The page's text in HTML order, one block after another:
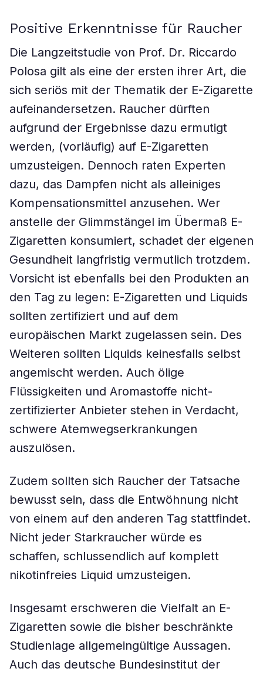
Positive Erkenntnisse für Raucher
Die Langzeitstudie von Prof. Dr. Riccardo
Polosa gilt als eine der ersten ihrer Art, die
sich seriös mit der Thematik der E-Zigarette
aufeinandersetzen. Raucher dürften
aufgrund der Ergebnisse dazu ermutigt
werden, (vorläufig) auf E-Zigaretten
umzusteigen. Dennoch raten Experten
dazu, das Dampfen nicht als alleiniges
Kompensationsmittel anzusehen. Wer
anstelle der Glimmstängel im Übermaß E-
Zigaretten konsumiert, schadet der eigenen
Gesundheit langfristig vermutlich trotzdem.
Vorsicht ist ebenfalls bei den Produkten an
den Tag zu legen: E-Zigaretten und Liquids
sollten zertifiziert und auf dem
europäischen Markt zugelassen sein. Des
Weiteren sollten Liquids keinesfalls selbst
angemischt werden. Auch ölige
Flüssigkeiten und Aromastoffe nicht-
zertifizierter Anbieter stehen in Verdacht,
schwere Atemwegserkrankungen
auszulösen.
Zudem sollten sich Raucher der Tatsache
bewusst sein, dass die Entwöhnung nicht
von einem auf den anderen Tag stattfindet.
Nicht jeder Starkraucher würde es
schaffen, schlussendlich auf komplett
nikotinfreies Liquid umzusteigen.
Insgesamt erschweren die Vielfalt an E-
Zigaretten sowie die bisher beschränkte
Studienlage allgemeingültige Aussagen.
Auch das deutsche Bundesinstitut der